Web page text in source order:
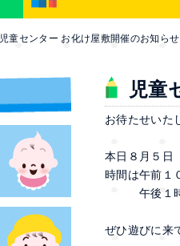
児童センター お化け屋敷開催のお知らせ
児童
お待たせいた
本日８月５日
時間は午前１
午後１時３
（金曜日
ぜひ遊びに来